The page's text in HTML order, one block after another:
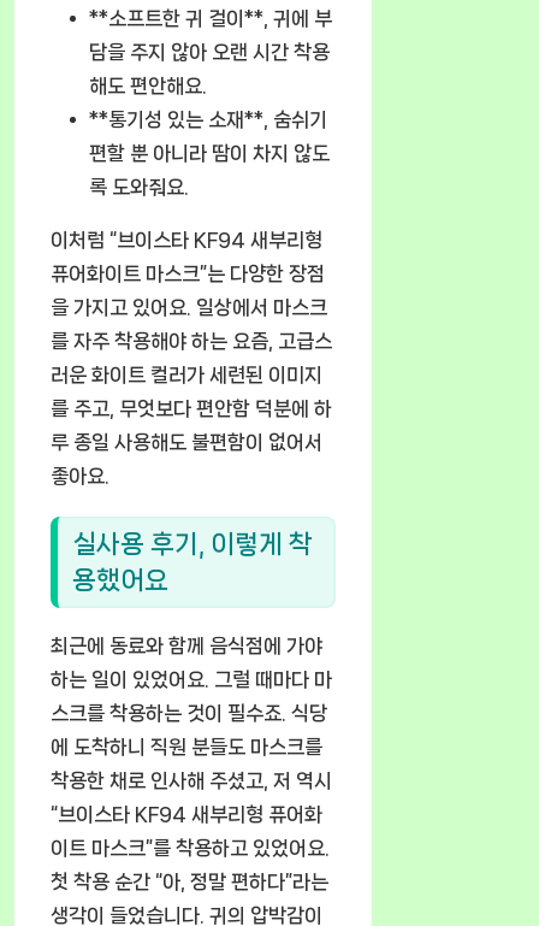
**소프트한 귀 걸이**, 귀에 부
담을 주지 않아 오랜 시간 착용
해도 편안해요.
**통기성 있는 소재**, 숨쉬기
편할 뿐 아니라 땀이 차지 않도
록 도와줘요.
이처럼 “브이스타 KF94 새부리형
퓨어화이트 마스크”는 다양한 장점
을 가지고 있어요. 일상에서 마스크
를 자주 착용해야 하는 요즘, 고급스
러운 화이트 컬러가 세련된 이미지
를 주고, 무엇보다 편안함 덕분에 하
루 종일 사용해도 불편함이 없어서
좋아요.
실사용 후기, 이렇게 착
용했어요
최근에 동료와 함께 음식점에 가야
하는 일이 있었어요. 그럴 때마다 마
스크를 착용하는 것이 필수죠. 식당
에 도착하니 직원 분들도 마스크를
착용한 채로 인사해 주셨고, 저 역시
“브이스타 KF94 새부리형 퓨어화
이트 마스크”를 착용하고 있었어요.
첫 착용 순간 “아, 정말 편하다”라는
생각이 들었습니다. 귀의 압박감이